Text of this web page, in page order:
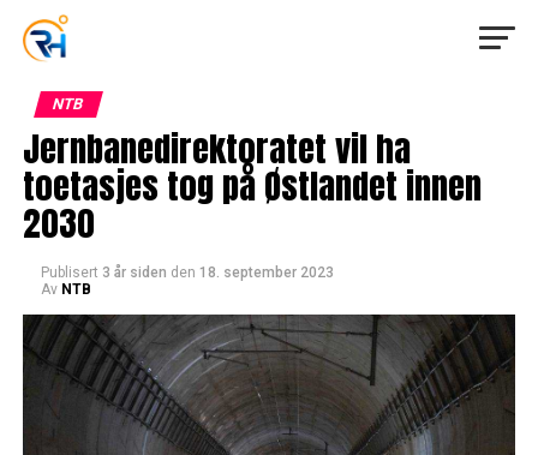
NTB
Jernbanedirektoratet vil ha
toetasjes tog på Østlandet innen
2030
Publisert 3 år siden den 18. september 2023
Av NTB